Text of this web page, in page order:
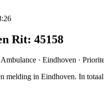
Rit: 45158
· Eindhoven ·
melding in Eindhoven. In